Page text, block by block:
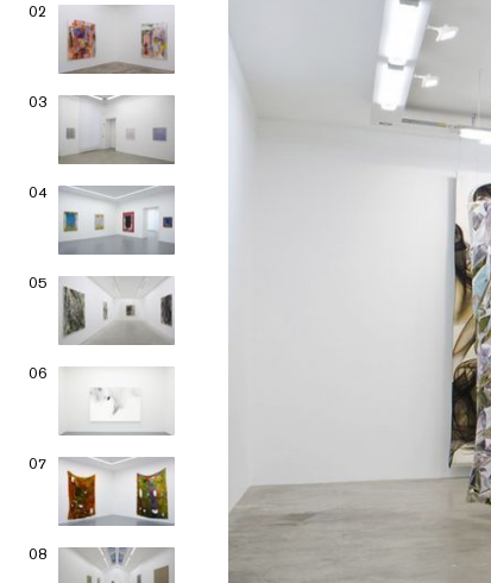
02
03
04
05
06
07
08